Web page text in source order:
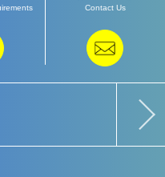
Contact Us
教育